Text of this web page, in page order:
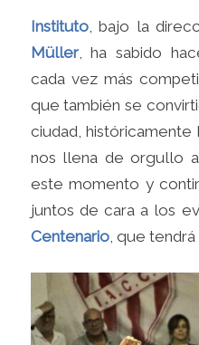
Instituto, bajo la
Müller, ha sabido
cada vez más
que también se
ciudad,
nos llena de orgullo
este momento y
juntos de cara a los
Centenario, que